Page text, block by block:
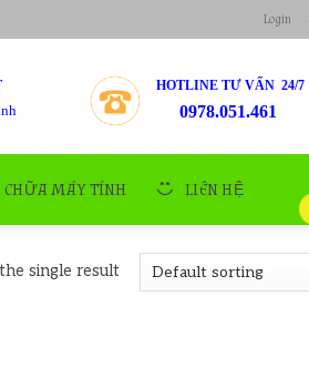
Login
HOTLINE TƯ VẤN 24/7
0978.051.461
CHỮA MÁY TÍNH LIÊN HỆ
single result